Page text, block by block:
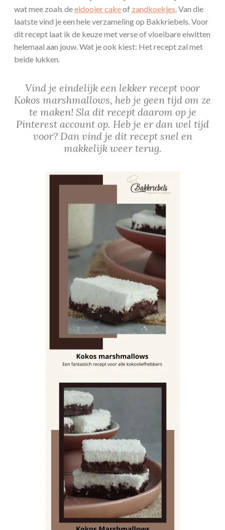
wat mee zoals deeidooier cakeof zandkoekjes . Van die
laatste vind je een hele verzameling op Bakkriebels. Voor
dit recept laat ik de keuze met verse of vloeibare eiwitten
helemaal aan jouw. Wat je ook kiest: Het recept zal met
beide lukken.
Vind je eindelijk een lekker recept voor
Kokos marshmallows, heb je geen tijd om ze
te maken! Sla dit recept daarom op je
Pinterest account op. Heb je er dan wel tijd
voor? Dan vind je dit recept snel en
makkelijk weer terug.